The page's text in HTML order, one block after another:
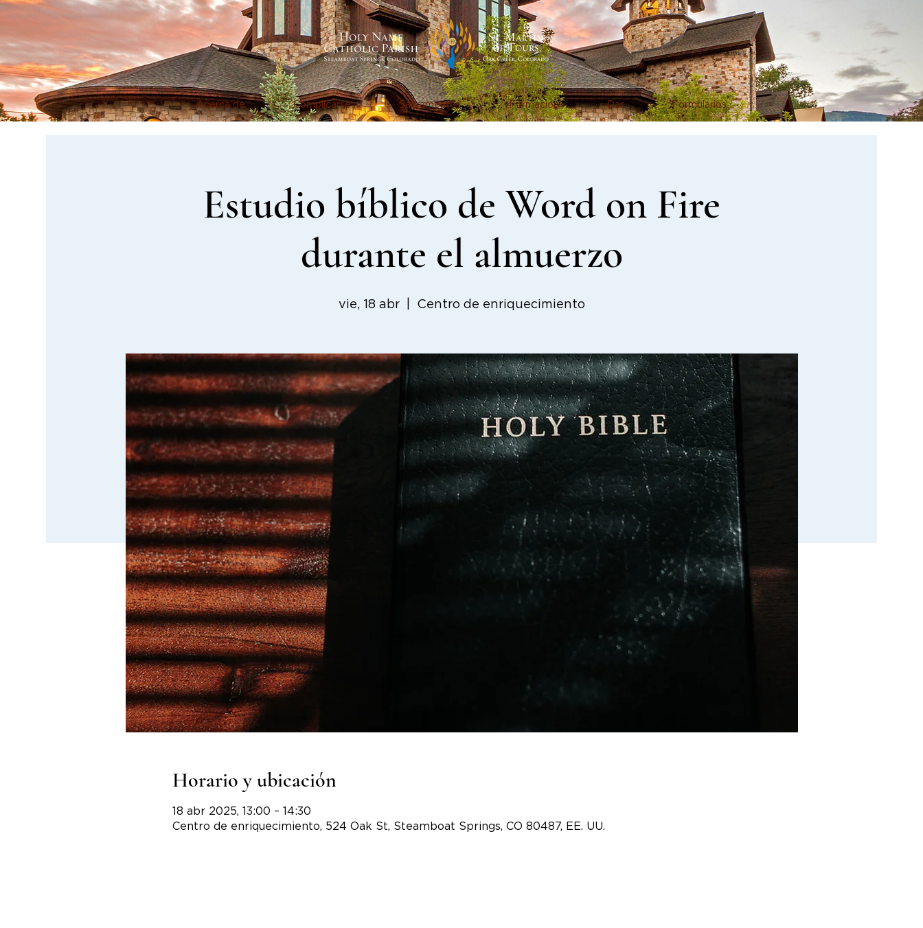
Acerca de Complicarse Sacramentos Formación Dar Formularios
Estudio bíblico de Word on Fire
durante el almuerzo
vie, 18 abr
  |
Centro de enriquecimiento
Horario y ubicación
18 abr 2025, 13:00 – 14:30
Centro de enriquecimiento, 524 Oak St, Steamboat Springs, CO 80487, EE. UU.